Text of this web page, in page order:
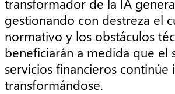
gestionando con destreza el
normativo y los obstáculos
beneficiarán a medida que el
servicios financieros continúe
transformándose.